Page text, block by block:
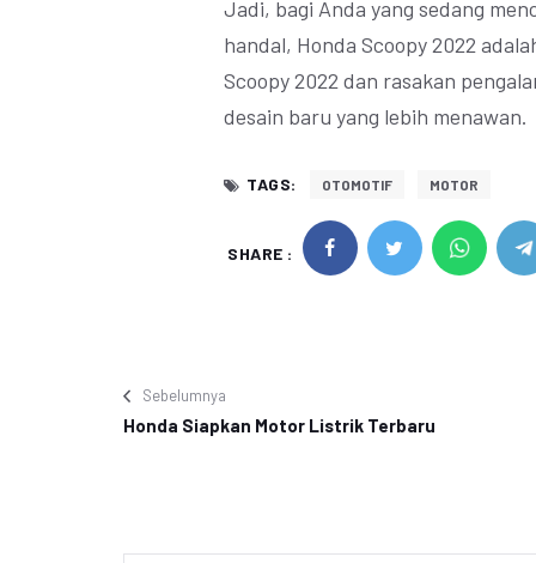
Jadi, bagi Anda yang sedang
handal, Honda Scoopy 2022
Scoopy 2022 dan rasakan
desain baru yang lebih menawan.
TAGS: OTOMOTIF MOTOR
SHARE :
Sebelumnya
Honda Siapkan Motor Listrik Terbaru